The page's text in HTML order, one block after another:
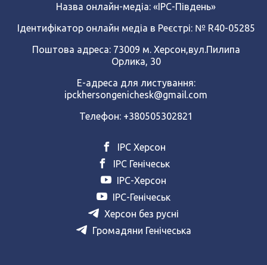
Назва онлайн-медіа: «ІРС-Південь»
Ідентифікатор онлайн медіа в Реєстрі: № R40-05285
Поштова адреса: 73009 м. Херсон,вул.Пилипа
Орлика, 30
Е-адреса для листування:
ipckhersongenichesk@gmail.com
Телефон: +380505302821
ІРС Херсон
ІРС Генічеськ
ІРС-Херсон
ІРС-Генічеськ
Херсон без русні
Громадяни Генічеська